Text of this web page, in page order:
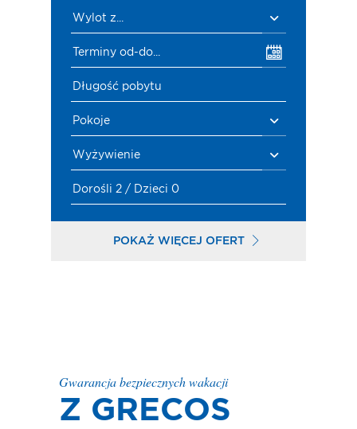
Wylot z...
Terminy od-do...
Długość pobytu
Pokoje
Wyżywienie
Dorośli 2 / Dzieci 0
POKAŻ WIĘCEJ OFERT
Gwarancja bezpiecznych wakacji
Z GRECOS